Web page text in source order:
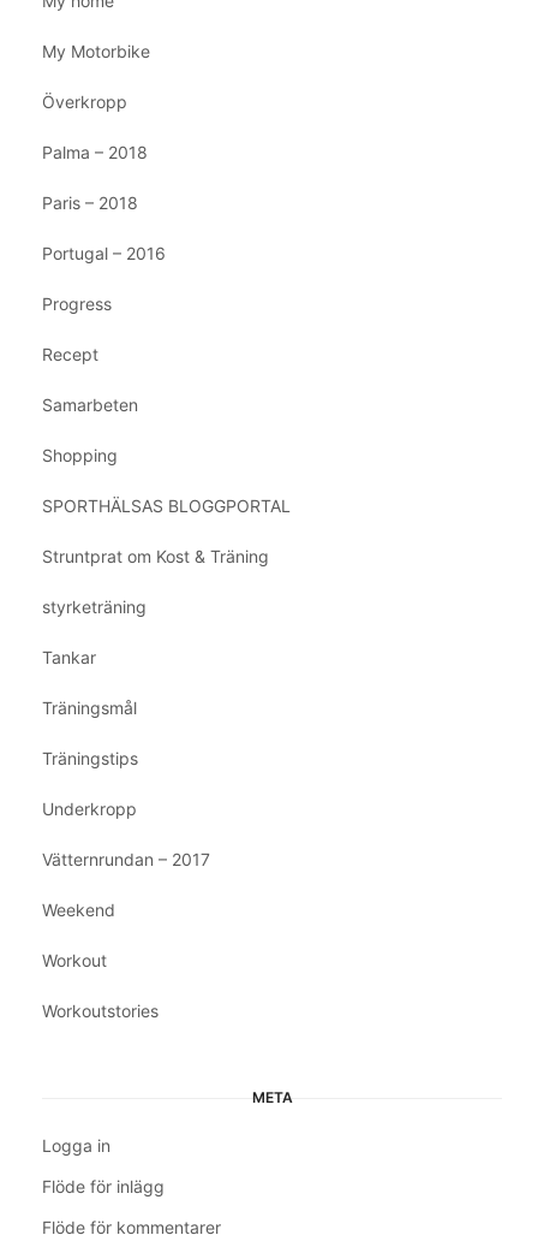
My Motorbike
Överkropp
Palma – 2018
Paris – 2018
Portugal – 2016
Progress
Recept
Samarbeten
Shopping
SPORTHÄLSAS BLOGGPORTAL
Struntprat om Kost & Träning
styrketräning
Tankar
Träningsmål
Träningstips
Underkropp
Vätternrundan – 2017
Weekend
Workout
Workoutstories
META
Logga in
Flöde för inlägg
Flöde för kommentarer